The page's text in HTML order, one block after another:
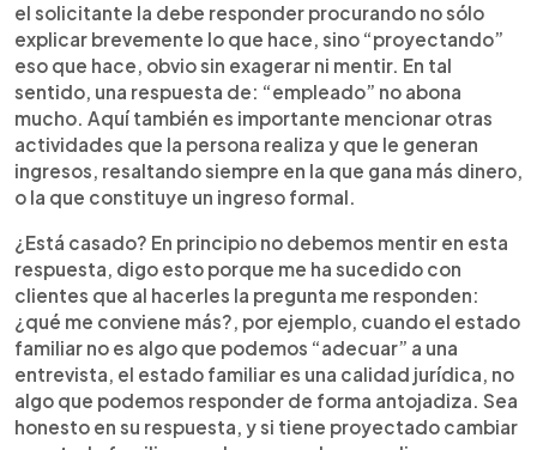
el solicitante la debe responder procurando no sólo
explicar brevemente lo que hace, sino “proyectando”
eso que hace, obvio sin exagerar ni mentir. En tal
sentido, una respuesta de: “empleado” no abona
mucho. Aquí también es importante mencionar otras
actividades que la persona realiza y que le generan
ingresos, resaltando siempre en la que gana más dinero,
o la que constituye un ingreso formal.
¿Está casado? En principio no debemos mentir en esta
respuesta, digo esto porque me ha sucedido con
clientes que al hacerles la pregunta me responden:
¿qué me conviene más?, por ejemplo, cuando el estado
familiar no es algo que podemos “adecuar” a una
entrevista, el estado familiar es una calidad jurídica, no
algo que podemos responder de forma antojadiza. Sea
honesto en su respuesta, y si tiene proyectado cambiar